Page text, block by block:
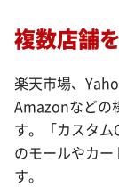
複数店舗
楽天市場、
Amazonなどの
す。「カスタ
のモールやカ
す。